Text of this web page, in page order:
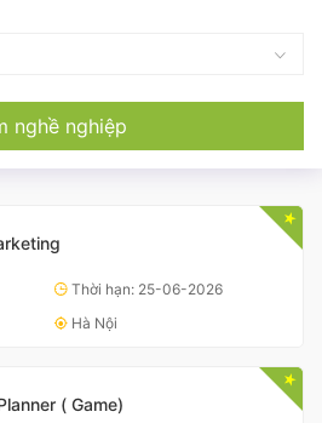
nghề nghiệp
Thời hạn: 25-06-2026
Hà Nội
( Game)